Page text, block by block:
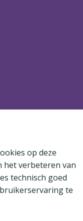
op deze
het verbeteren van
technisch goed
te